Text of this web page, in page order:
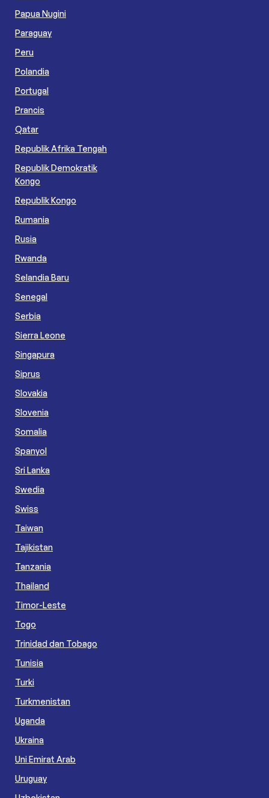
Papua Nugini
Paraguay
Peru
Polandia
Portugal
Prancis
Qatar
Republik Afrika Tengah
Republik Demokratik
Kongo
Republik Kongo
Rumania
Rusia
Rwanda
Selandia Baru
Senegal
Serbia
Sierra Leone
Singapura
Siprus
Slovakia
Slovenia
Somalia
Spanyol
Sri Lanka
Swedia
Swiss
Taiwan
Tajikistan
Tanzania
Thailand
Timor-Leste
Togo
Trinidad dan Tobago
Tunisia
Turki
Turkmenistan
Uganda
Ukraina
Uni Emirat Arab
Uruguay